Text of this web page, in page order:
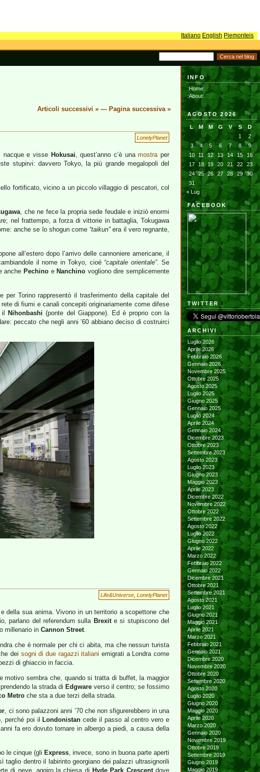
Italiano English Piemonteis
Articoli successivi » — Pagina successiva »
LonelyPlanet
nacque e visse Hokusai, quest’anno c’è unamostraper
stupirvi: davvero Tokyo, la più grande megalopoli del
fortificato, vicino a un piccolo villaggio di pescatori, col
, che ne fece la propria sede feudale e iniziò enormi
nel frattempo, a forza di vittorie in battaglia, Tokugawa
anche se lo shogun come “taikun”era il vero regnante,
all’estero dopo l’arrivo delle cannoniere americane, il
il nome in Tokyo, cioé “capitale orientale”. Se
anche Pechino e Nanchino vogliono dire semplicemente
Torino rappresentò il trasferimento della capitale del
di fiumi e canali concepiti originariamente come difese
il
Nihonbashi (ponte del Giappone). Ed è proprio con la
peccato che negli anni ’60 abbiano deciso di costruirci
Life&Universe LonelyPlanet
della sua anima. Vivono in un territorio a scopettone che
parlano del referendum sulla Brexite si stupiscono del
millenario in Cannon Street.
che è normale per chi ci abita, ma che nessun turista
dei sogni di due ragazzi italiani emigrati a Londra come
di ghiaccio in faccia.
motivo sembra che, quando si tratta di buffet, la maggior
la strada di Edgware verso il centro; se fossimo
Metro che sta a due terzi della strada.
, ci sono palazzoni anni ’70 che non sfigurerebbero in una
perché poi il Londonistan cede il passo al centro vero e
fa ero dovuto tornare in albergo a piedi, a causa della
le cinque (gli Express, invece, sono in buona parte aperti
dentro il labirinto georgiano dei palazzi ultrasignorili
di neve, aggiro la chiesa di Hyde Park Crescentdove
INFO
:Home:
:About:
AGOSTO 2026
L M M G V S
D
1
2
3
4 5 6 7 8
9
10
11 12 13 14 15
16
17
18 19 20 21 22
23
24 25 26 27 28 29
30
31
« Lug
FACEBOOK
TWITTER
ARCHIVI
Luglio 2026
Aprile 2026
Febbraio 2026
Gennaio 2026
Novembre 2025
Ottobre 2025
Agosto 2025
Luglio 2025
Giugno 2025
Gennaio 2025
Luglio 2024
Aprile 2024
Gennaio 2024
Dicembre 2023
Ottobre 2023
Settembre 2023
Agosto 2023
Luglio 2023
Giugno 2023
Maggio 2023
Aprile 2023
Dicembre 2022
Novembre 2022
Ottobre 2022
Settembre 2022
Agosto 2022
Luglio 2022
Giugno 2022
Aprile 2022
Marzo 2022
Febbraio 2022
Gennaio 2022
Dicembre 2021
Ottobre 2021
Settembre 2021
Agosto 2021
Luglio 2021
Giugno 2021
Maggio 2021
Aprile 2021
Marzo 2021
Febbraio 2021
Gennaio 2021
Dicembre 2020
Novembre 2020
Ottobre 2020
Settembre 2020
Agosto 2020
Luglio 2020
Giugno 2020
Maggio 2020
Aprile 2020
Marzo 2020
Gennaio 2020
Novembre 2019
Ottobre 2019
Settembre 2019
Giugno 2019
Maggio 2019